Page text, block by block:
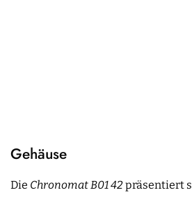
Gehäuse
Die Chronomat B01 42präsentiert